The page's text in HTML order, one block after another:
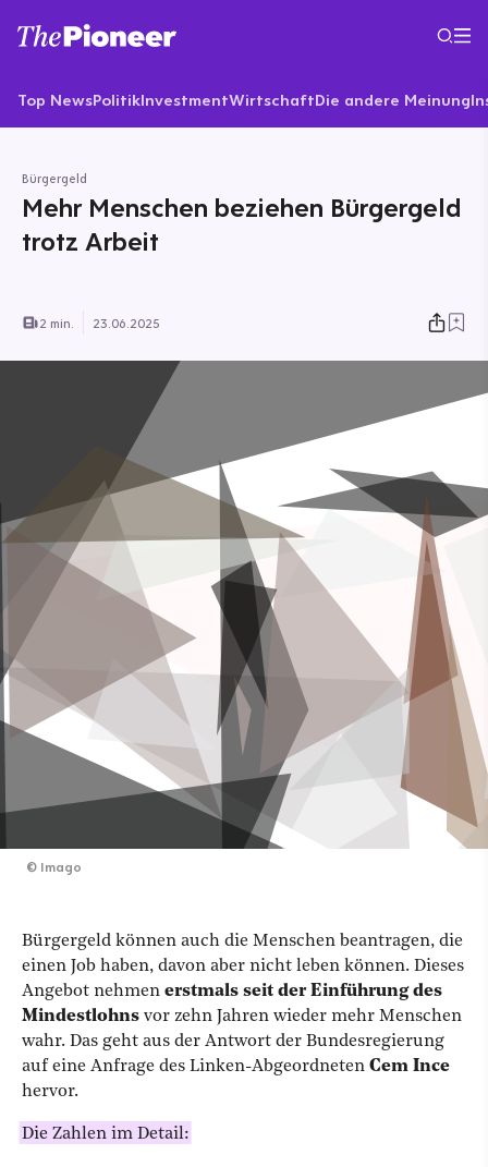
Top NewsPolitikInvestmentWirtschaftDie andere Meinung
Bürgergeld
Mehr Menschen beziehen Bürgergeld
trotz Arbeit
2 min. 23.06.2025
© Imago
Bürgergeld können auch die Menschen beantragen, die
einen Job haben, davon aber nicht leben können. Dieses
Angebot nehmen erstmals seit der Einführung des
Mindestlohns vor zehn Jahren wieder mehr Menschen
wahr. Das geht aus der Antwort der Bundesregierung
auf eine Anfrage des Linken-Abgeordneten Cem Ince
hervor.
Die Zahlen im Detail: